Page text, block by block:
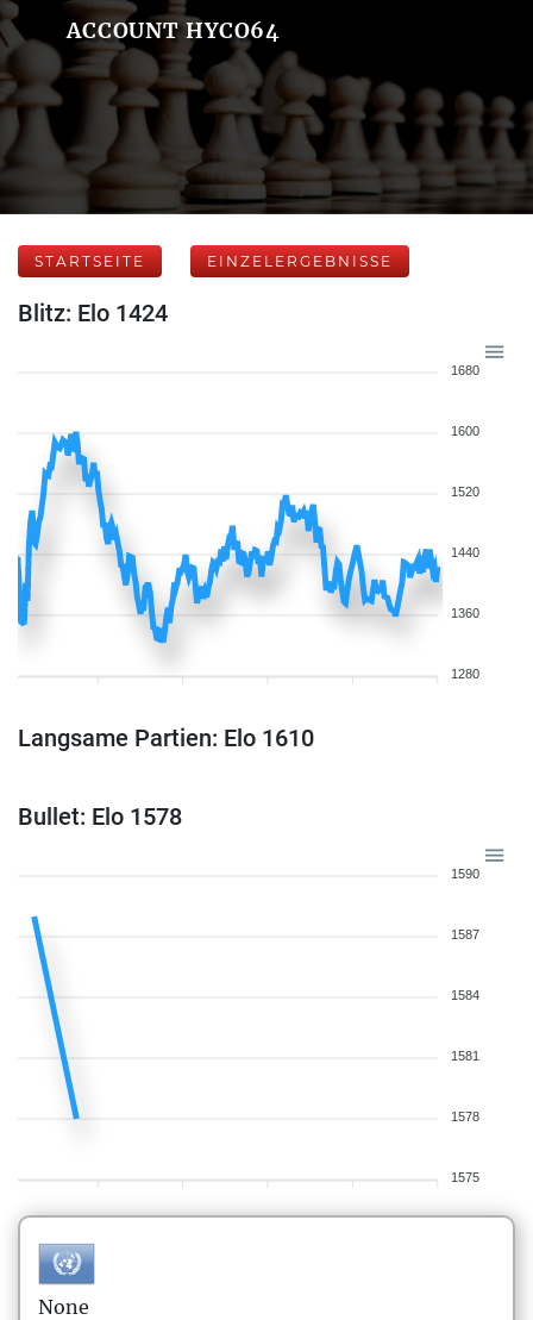
ACCOUNT HYCO64
STARTSEITE EINZELERGEBNISSE
Blitz: Elo 1424
1680
1600
1520
1440
1360
1280
Langsame Partien: Elo 1610
Bullet: Elo 1578
1590
1587
1584
1581
1578
1575
None